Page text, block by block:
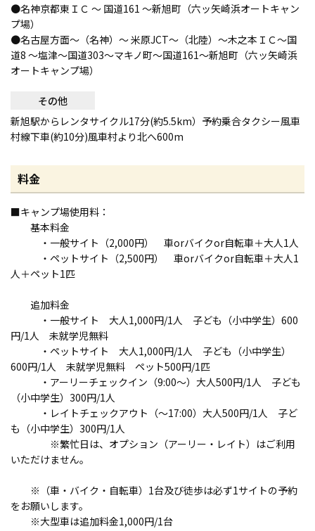
●名神京都東ＩＣ 〜 国道161 〜新旭町（六ッ矢崎浜オートキャン
プ場）
●名古屋方面〜（名神）〜 米原JCT〜（北陸）〜木之本ＩＣ〜国
道8 〜塩津〜国道303〜マキノ町〜国道161〜新旭町（六ッ矢崎浜
オートキャンプ場）
その他
新旭駅からレンタサイクル17分(約5.5km）予約乗合タクシー風車
村線下車(約10分)風車村より北へ600m
料金
■キャンプ場使用料：
基本料金
・一般サイト（2,000円） 車orバイクor自転車＋大人1人
・ペットサイト（2,500円） 車orバイクor自転車＋大人1
人＋ペット1匹
追加料金
・一般サイト 大人1,000円/1人 子ども（小中学生）600
円/1人 未就学児無料
・ペットサイト 大人1,000円/1人 子ども（小中学生）
600円/1人 未就学児無料 ペット500円/1匹
・アーリーチェックイン（9:00～）大人500円/1人 子ども
（小中学生）300円/1人
・レイトチェックアウト（～17:00）大人500円/1人 子ど
も（小中学生）300円/1人
※繁忙日は、オプション（アーリー・レイト）はご利用
いただけません。
※（車・バイク・自転車）1台及び徒歩は必ず1サイトの予約
をお願いします。
※大型車は追加料金1,000円/1台